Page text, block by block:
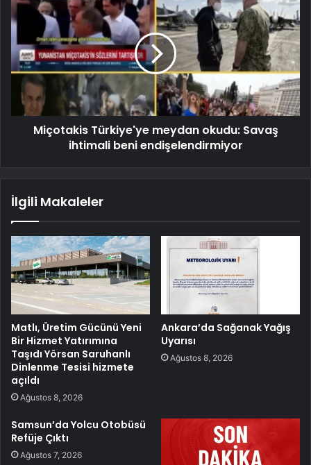
Miçotakis Türkiye'ye meydan okudu: Savaş
ihtimali beni endişelendirmiyor
İlgili Makaleler
Matlı, Üretim Gücünü Yeni
Bir Hizmet Yatırımına
Taşıdı Yörsan Saruhanlı
Dinlenme Tesisi hizmete
açıldı
Ağustos 8, 2026
Ankara’da Sağanak Yağış
Uyarısı
Ağustos 8, 2026
Samsun’da Yolcu Otobüsü
Refüje Çıktı
Ağustos 7, 2026